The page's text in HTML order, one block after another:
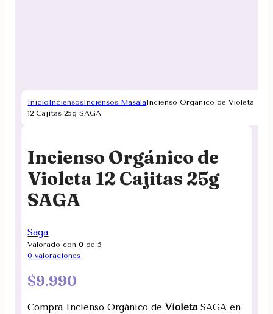
InicioInciensosInciensos MasalaIncienso Orgánico de Violeta
12 Cajitas 25g SAGA
Incienso Orgánico de
Violeta 12 Cajitas 25g
SAGA
Saga
Valorado con0 de 5
0 valoraciones
$9.990
Compra Incienso Orgánico deVioleta SAGA en